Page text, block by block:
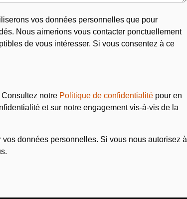
vos données personnelles que pour
Nous aimerions vous contacter ponctuellement
de vous intéresser. Si vous consentez à ce
notre Politique de confidentialité pour en
et sur notre engagement vis-à-vis de la
données personnelles. Si vous nous autorisez à